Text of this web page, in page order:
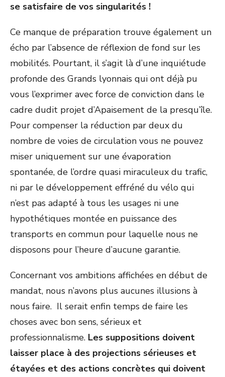
se satisfaire de vos singularités !
Ce manque de préparation trouve également un
écho par l’absence de réflexion de fond sur les
mobilités. Pourtant, il s’agit là d’une inquiétude
profonde des Grands lyonnais qui ont déjà pu
vous l’exprimer avec force de conviction dans le
cadre dudit projet d’Apaisement de la presqu’île.
Pour compenser la réduction par deux du
nombre de voies de circulation vous ne pouvez
miser uniquement sur une évaporation
spontanée, de l’ordre quasi miraculeux du trafic,
ni par le développement effréné du vélo qui
n’est pas adapté à tous les usages ni une
hypothétiques montée en puissance des
transports en commun pour laquelle nous ne
disposons pour l’heure d’aucune garantie.
Concernant vos ambitions affichées en début de
mandat, nous n’avons plus aucunes illusions à
nous faire. Il serait enfin temps de faire les
choses avec bon sens, sérieux et
professionnalisme. Les suppositions doivent
laisser place à des projections sérieuses et
étayées et des actions concrètes qui doivent